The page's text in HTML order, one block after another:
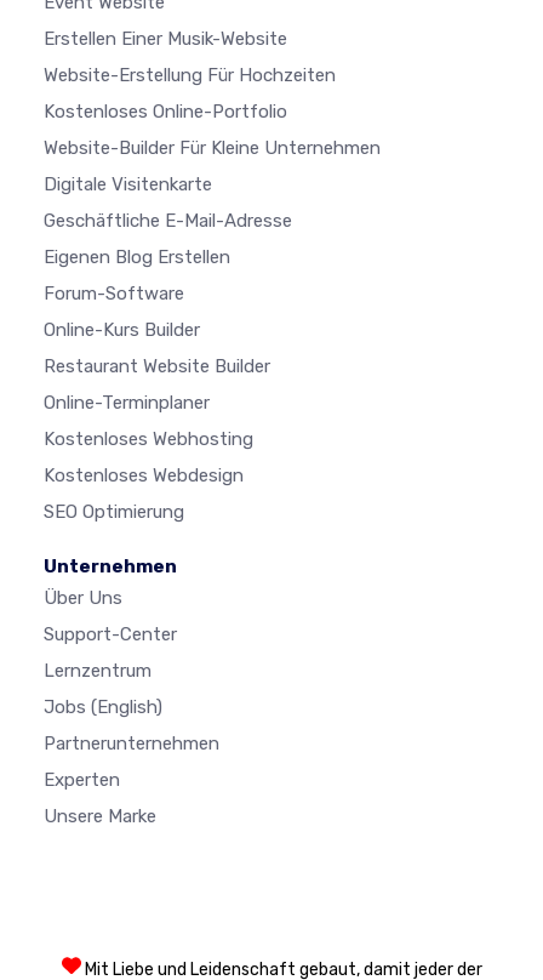
Erstellen Einer Musik-Website
Website-Erstellung Für Hochzeiten
Kostenloses Online-Portfolio
Website-Builder Für Kleine Unternehmen
Digitale Visitenkarte
Geschäftliche E-Mail-Adresse
Eigenen Blog Erstellen
Forum-Software
Online-Kurs Builder
Restaurant Website Builder
Online-Terminplaner
Kostenloses Webhosting
Kostenloses Webdesign
SEO Optimierung
Unternehmen
Über Uns
Support-Center
Lernzentrum
Jobs (English)
Partnerunternehmen
Experten
Unsere Marke
Mit Liebe und Leidenschaft gebaut, damit jeder der